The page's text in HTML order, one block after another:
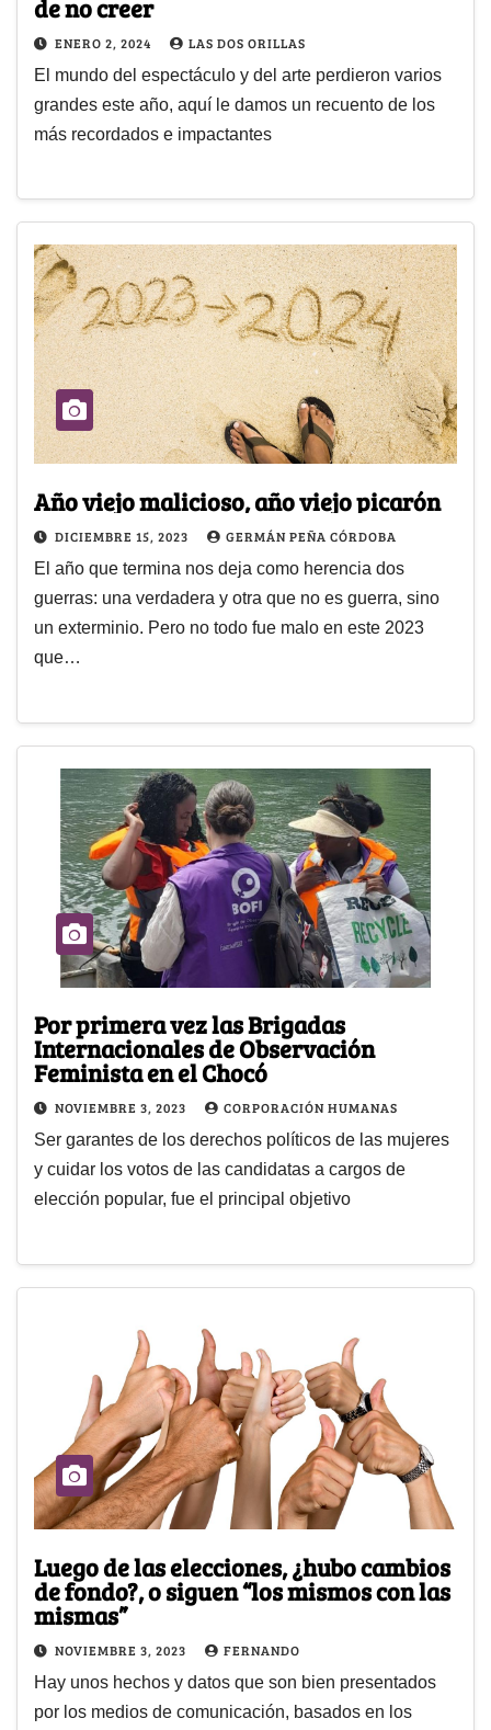
de no creer
ENERO 2, 2024 LAS DOS ORILLAS
El mundo del espectáculo y del arte perdieron varios
grandes este año, aquí le damos un recuento de los
más recordados e impactantes
Año viejo malicioso, año viejo picarón
DICIEMBRE 15, 2023 GERMÁN PEÑA CÓRDOBA
El año que termina nos deja como herencia dos
guerras: una verdadera y otra que no es guerra, sino
un exterminio. Pero no todo fue malo en este 2023
que…
Por primera vez las Brigadas
Internacionales de Observación
Feminista en el Chocó
NOVIEMBRE 3, 2023 CORPORACIÓN HUMANAS
Ser garantes de los derechos políticos de las mujeres
y cuidar los votos de las candidatas a cargos de
elección popular, fue el principal objetivo
Luego de las elecciones, ¿hubo cambios
de fondo?, o siguen “los mismos con las
mismas”
NOVIEMBRE 3, 2023 FERNANDO
Hay unos hechos y datos que son bien presentados
por los medios de comunicación, basados en los